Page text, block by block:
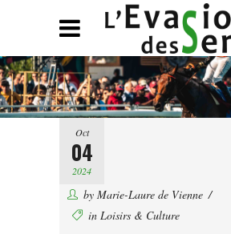
Oct
04
2024
by Marie-Laure de Vienne
in Loisirs & Culture